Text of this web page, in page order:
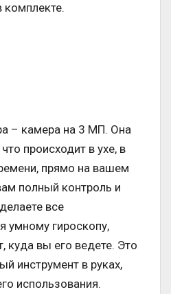
– камера на 3 МП. Она
происходит в ухе, в
прямо на вашем
полный контроль и
все
умному гироскопу,
куда вы его ведете. Это
инструмент в руках,
использования.